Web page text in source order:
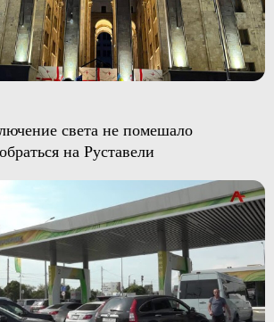
света не помешало
на Руставели